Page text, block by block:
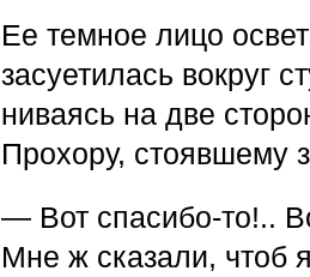
Ее темное лицо
засуетилась вокруг
ниваясь на две
Прохору, стоявшему
— Вот спасибо-то!..
Мне ж сказали, чтоб